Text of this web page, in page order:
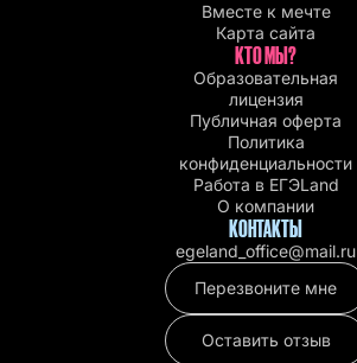
Вместе к мечте
Карта сайта
КТО МЫ?
Образовательная
лицензия
Публичная оферта
Политика
конфиденциальности
Работа в EГЭLand
О компании
КОНТАКТЫ
egeland_office@mail.ru
Перезвоните мне
Оставить отзыв